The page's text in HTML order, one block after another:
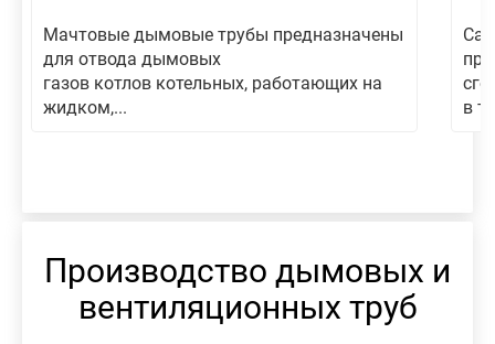
Мачтовые дымовые трубы предназначены
для отвода дымовых
газов котлов котельных, работающих на
жидком,...
в
Производство дымовых и
вентиляционных труб